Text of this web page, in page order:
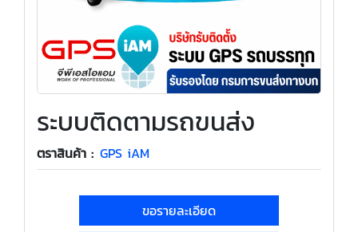
ระบบติดตามรถขนส่ง
ตราสินค้า : GPS iAM
ขอรายละเอียด